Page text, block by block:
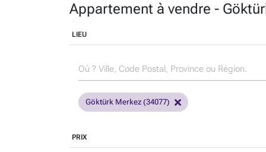
Appartement à vendre -
LIEU
Göktürk Merkez (34077)
PRIX